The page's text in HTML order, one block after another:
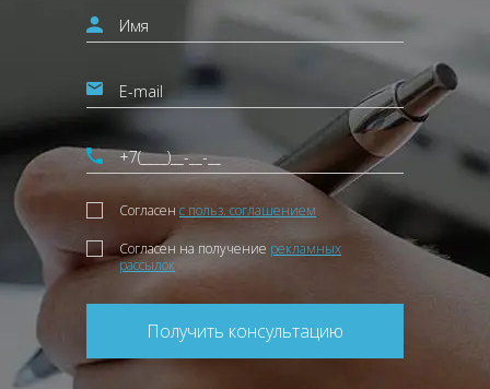
Согласен с польз. соглашением
Согласен на получение рекламных
рассылок
Получить консультацию